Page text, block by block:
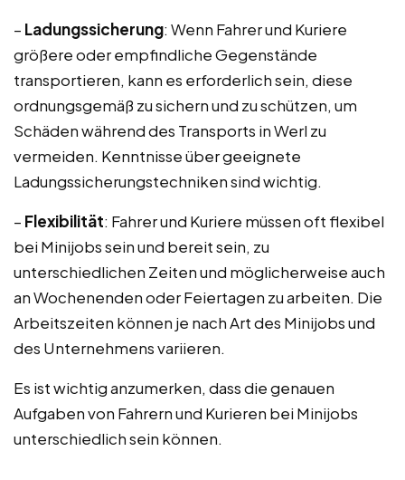
– Ladungssicherung: Wenn Fahrer und Kuriere
größere oder empfindliche Gegenstände
transportieren, kann es erforderlich sein, diese
ordnungsgemäß zu sichern und zu schützen, um
Schäden während des Transports in Werl zu
vermeiden. Kenntnisse über geeignete
Ladungssicherungstechniken sind wichtig.
– Flexibilität: Fahrer und Kuriere müssen oft flexibel
bei Minijobs sein und bereit sein, zu
unterschiedlichen Zeiten und möglicherweise auch
an Wochenenden oder Feiertagen zu arbeiten. Die
Arbeitszeiten können je nach Art des Minijobs und
des Unternehmens variieren.
Es ist wichtig anzumerken, dass die genauen
Aufgaben von Fahrern und Kurieren bei Minijobs
unterschiedlich sein können.